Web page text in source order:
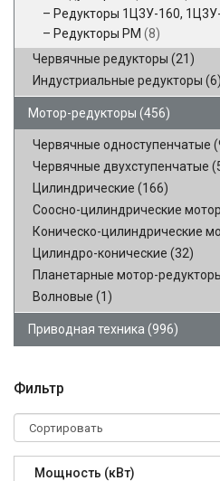
Редукторы 1Ц3У-160,
Редукторы РМ (8)
Червячные редукторы (21)
Индустриальные редукторы (6)
Мотор-редукторы (456)
Червячные одноступенчатые
Червячные двухступенчатые
Цилиндрические (166)
Соосно-цилиндрические
Коническо-цилиндрические
Цилиндро-конические (32)
Планетарные мотор-
Волновые (1)
Приводная техника (996)
Фильтр
Мощность (кВт)